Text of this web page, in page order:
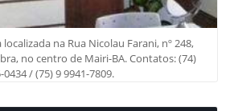
na Rua Nicolau Farani, nº 248,
no centro de Mairi-BA. Contatos: (74)
/ (75) 9 9941-7809.